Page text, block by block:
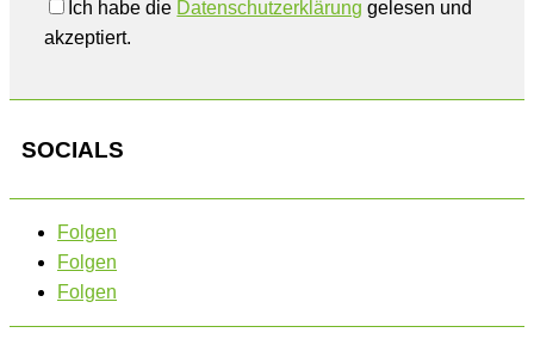
Ich habe die Datenschutzerklärung gelesen und
akzeptiert.
SOCIALS
Folgen
Folgen
Folgen